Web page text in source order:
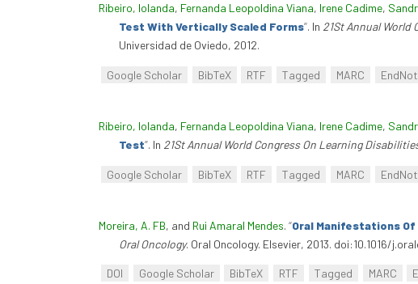
Ribeiro, Iolanda, Fernanda Leopoldina Viana, Irene Cadime,
Test With Vertically Scaled Forms”. In 21St Annual World
Universidad de Oviedo, 2012.
Google Scholar BibTeX RTF Tagged MARC
Ribeiro, Iolanda, Fernanda Leopoldina Viana, Irene Cadime,
Test”. In 21St Annual World Congress On Learning
Google Scholar BibTeX RTF Tagged MARC
Moreira, A. FB, and Rui Amaral Mendes. “Oral Manifestations
Oral Oncology. Oral Oncology. Elsevier, 2013. doi:10.1016/
DOI Google Scholar BibTeX RTF Tagged MARC